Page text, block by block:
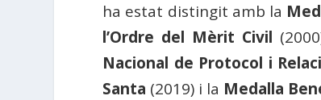
ha estat distingit amb la
l’Ordre del Mèrit Civil
Nacional de Protocol i
Santa (2019) i la Medalla